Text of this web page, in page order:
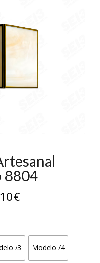
8804
€Rango
precios:
desde
/3 Modelo /4